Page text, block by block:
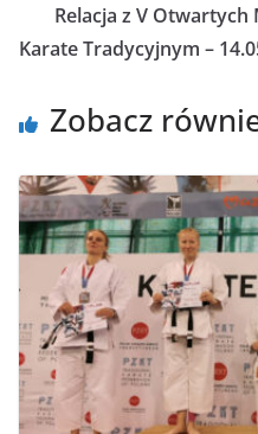
Relacja z V
Karate Tradycyjnym –
Zobacz